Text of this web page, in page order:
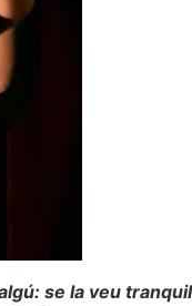
se la veu